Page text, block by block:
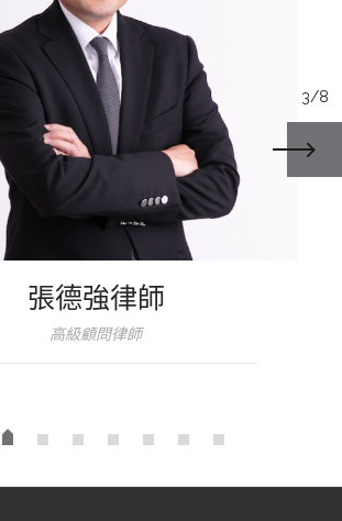
張德強律師
高級顧問律師
3/8